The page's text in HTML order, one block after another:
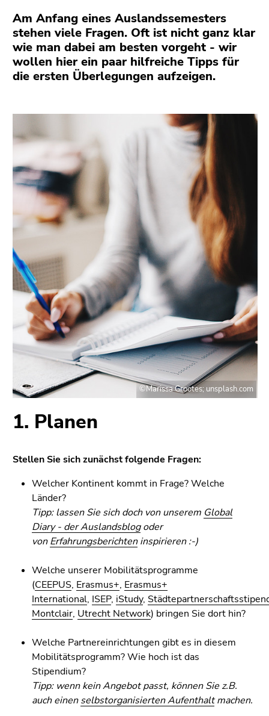
Sie diesen
Link.
Zum
Inhalt
Zur
(Zugriffstaste
Zur
Hauptnavigation
(Zugriffstaste
3)
(Zugriffstaste
4)
Zu
den
Zusatzinformationen
(Zugriffstaste
5)
Seiteneinstellungen
(Zugriffstaste
Suche
Am Anfang eines Auslandssemesters
stehen viele Fragen. Oft ist nicht ganz klar
wie man dabei am besten vorgeht - wir
wollen hier ein paar hilfreiche Tipps für
die ersten Überlegungen aufzeigen.
1. Planen
Stellen Sie sich zunächst folgende Fragen:
Welcher Kontinent kommt in Frage? Welche
Länder?
Tipp: lassen Sie sich doch von unserem Global
Diary - der Auslandsblogoder
vonErfahrungsberichteninspirieren :-)
Welche unserer Mobilitätsprogramme
(CEEPUS, Erasmus+, Erasmus+
International, ISEP, iStudy,
Montclair, Utrecht Network) bringen Sie dort hin?
Welche Partnereinrichtungen gibt es in diesem
Mobilitätsprogramm? Wie hoch ist das
Stipendium?
Tipp: wenn kein Angebot passt, können Sie z.B.
auch einenselbstorganisierten Aufenthaltmachen.
©Marissa Grootes; unsplash.com